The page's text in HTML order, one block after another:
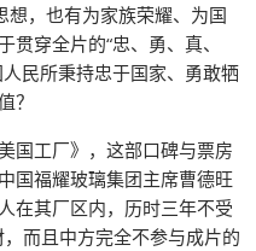
想，也有为家族荣耀、为国
穿全片的“忠、勇、真、
民所秉持忠于国家、勇敢牺
？
国工厂》，这部口碑与票房
国福耀玻璃集团主席曹德旺
在其厂区内，历时三年不受
而且中方完全不参与成片的